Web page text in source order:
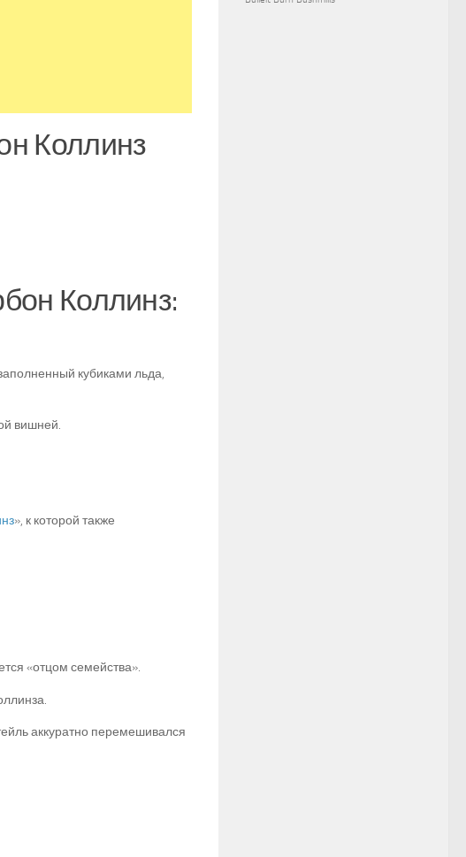
Коллинз
Коллинз:
кубиками льда,
вишней.
», к которой также
«отцом семейства».
аккуратно перемешивался